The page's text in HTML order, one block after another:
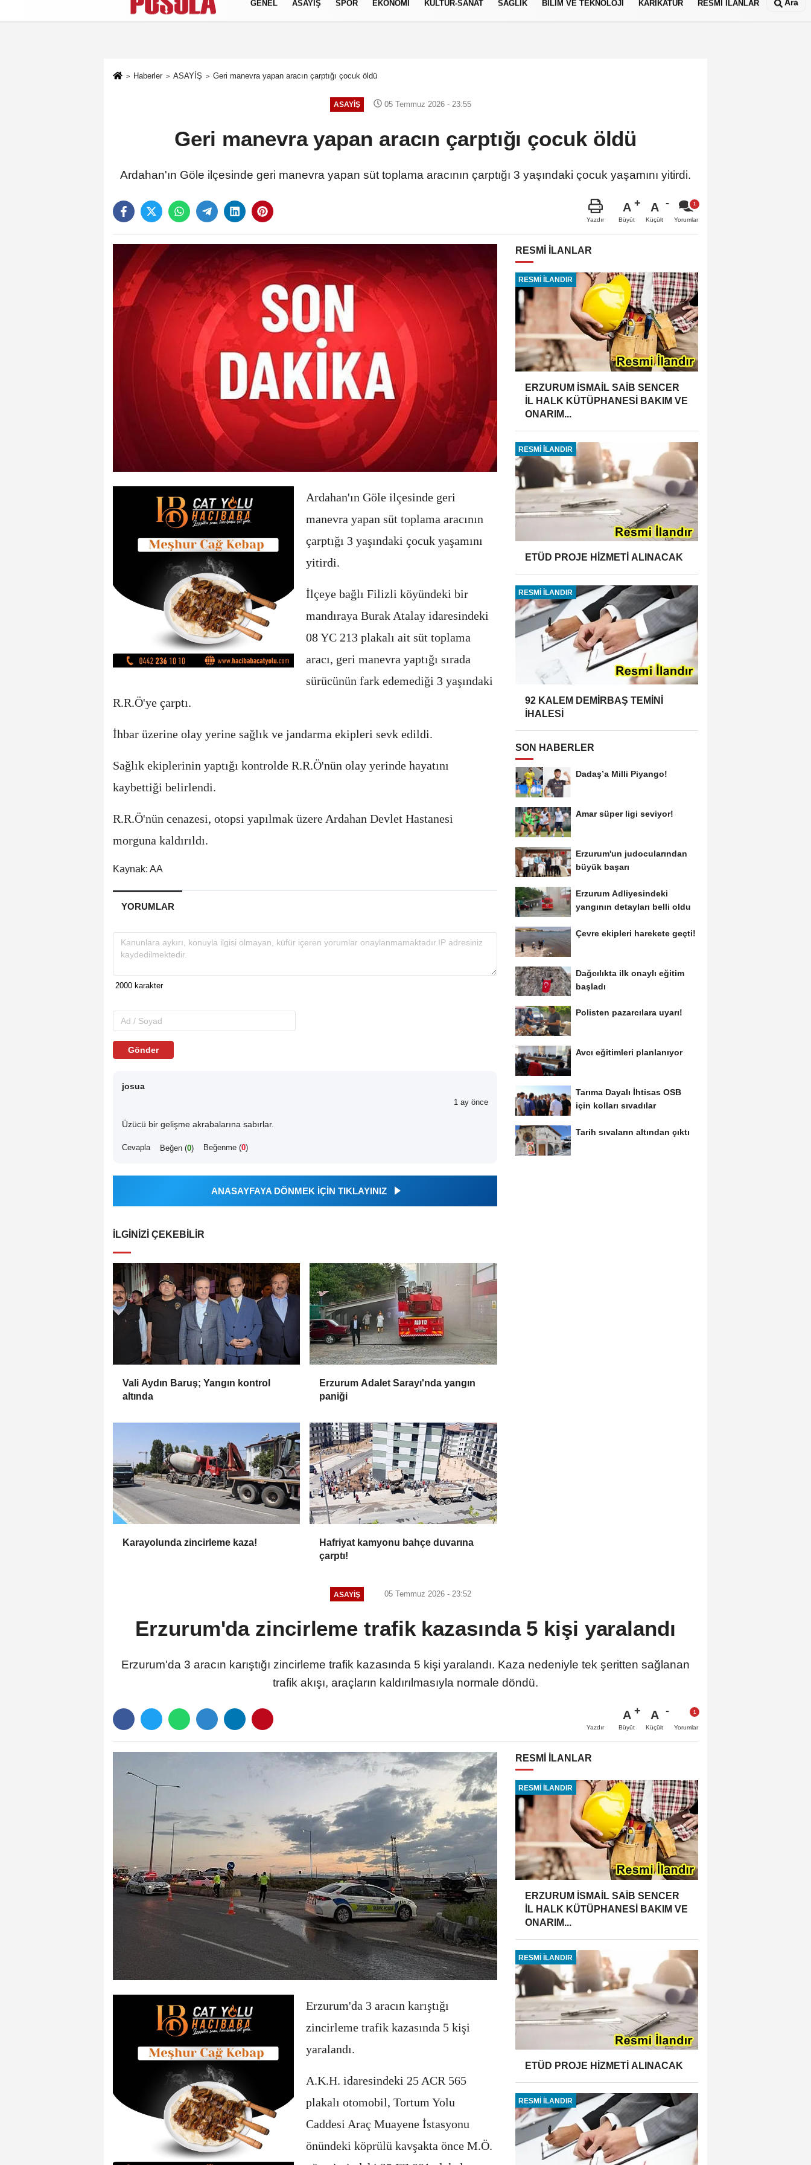
Künye İletişim Gizlilik Politikası
GENEL ASAYİŞ SPOR EKONOMİ KÜLTÜR-SANAT SAĞLIK BİLİM VE TEKNOLOJİ KARİKATÜR RESMİ İLANLAR Ara
Haberler ASAYİŞ Geri manevra yapan aracın çarptığı çocuk öldü
ASAYİŞ 05 Temmuz 2026 - 23:55
Geri manevra yapan aracın çarptığı çocuk öldü
Ardahan'ın Göle ilçesinde geri manevra yapan süt toplama aracının çarptığı 3 yaşındaki çocuk yaşamını yitirdi.
Yazdır
A
Büyüt
A
Küçült Yorumlar
Ardahan'ın Göle ilçesinde geri
manevra yapan süt toplama aracının
çarptığı 3 yaşındaki çocuk yaşamını
yitirdi.
İlçeye bağlı Filizli köyündeki bir
mandıraya Burak Atalay idaresindeki
08 YC 213 plakalı ait süt toplama
aracı, geri manevra yaptığı sırada
sürücünün fark edemediği 3 yaşındaki
R.R.Ö'ye çarptı.
İhbar üzerine olay yerine sağlık ve jandarma ekipleri sevk edildi.
Sağlık ekiplerinin yaptığı kontrolde R.R.Ö'nün olay yerinde hayatını
kaybettiği belirlendi.
R.R.Ö'nün cenazesi, otopsi yapılmak üzere Ardahan Devlet Hastanesi
morguna kaldırıldı.
Kaynak: AA
YORUMLAR
Gönder
josua
1 ay önce
Üzücü bir gelişme akrabalarına sabırlar.
Cevapla Beğen (0) Beğenme (0)
ANASAYFAYA DÖNMEK İÇİN TIKLAYINIZ
İLGINIZI ÇEKEBILIR
Vali Aydın Baruş; Yangın kontrol
altında
Erzurum Adalet Sarayı'nda yangın
paniği
Karayolunda zincirleme kaza!
Hafriyat kamyonu bahçe duvarına
çarptı!
RESMİ İLANLAR
RESMİ İLANDIR
ERZURUM İSMAİL SAİB SENCER
İL HALK KÜTÜPHANESİ BAKIM VE
ONARIM...
RESMİ İLANDIR
ETÜD PROJE HİZMETİ ALINACAK
RESMİ İLANDIR
92 KALEM DEMİRBAŞ TEMİNİ
İHALESİ
SON HABERLER
Dadaş’a Milli Piyango!
Amar süper ligi seviyor!
Erzurum'un judocularından
büyük başarı
Erzurum Adliyesindeki
yangının detayları belli oldu
Çevre ekipleri harekete geçti!
Dağcılıkta ilk onaylı eğitim
başladı
Polisten pazarcılara uyarı!
Avcı eğitimleri planlanıyor
Tarıma Dayalı İhtisas OSB
için kolları sıvadılar
Tarih sıvaların altından çıktı
ASAYİŞ 05 Temmuz 2026 - 23:52
Erzurum'da zincirleme trafik kazasında 5 kişi yaralandı
Erzurum'da 3 aracın karıştığı zincirleme trafik kazasında 5 kişi yaralandı. Kaza nedeniyle tek şeritten sağlanan
trafik akışı, araçların kaldırılmasıyla normale döndü.
Yazdır
A
Büyüt
A
Küçült Yorumlar
Erzurum'da 3 aracın karıştığı
zincirleme trafik kazasında 5 kişi
yaralandı.
A.K.H. idaresindeki 25 ACR 565
plakalı otomobil, Tortum Yolu
Caddesi Araç Muayene İstasyonu
önündeki köprülü kavşakta önce M.Ö.
RESMİ İLANLAR
RESMİ İLANDIR
ERZURUM İSMAİL SAİB SENCER
İL HALK KÜTÜPHANESİ BAKIM VE
ONARIM...
RESMİ İLANDIR
ETÜD PROJE HİZMETİ ALINACAK
RESMİ İLANDIR